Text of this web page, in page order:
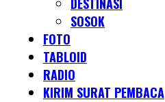
SOSOK
FOTO
TABLOID
RADIO
KIRIM SURAT PEMBACA